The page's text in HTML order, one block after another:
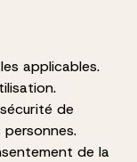
applicables.
de
de la